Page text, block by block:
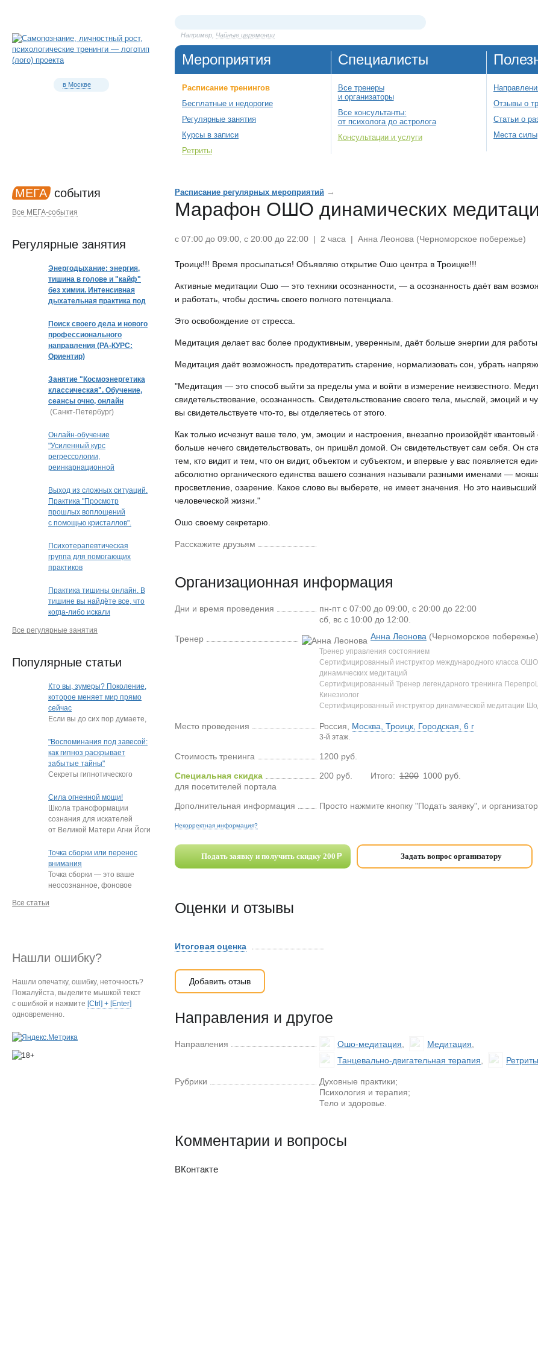
в Москве
Например, Чайные церемонии
Мероприятия
Расписание тренингов
Бесплатные и недорогие
Регулярные занятия
Курсы в записи
Ретриты
Специалисты
Все тренеры
и организаторы
Все консультанты:
от психолога до астролога
Консультации и услуги
Отзывы о
Статьи о
Места силы
Расписание регулярных мероприятий →
Марафон ОШО динамических
с 07:00 до 09:00, с 20:00 до 22:00 | 2 часа | Анна Леонова (Черноморское побережье)
Троицк!!! Время просыпаться! Объявляю открытие Ошо центра в Троицке!!!
Активные медитации Ошо — это техники осознанности, — а осознанность даёт вам
и работать, чтобы достичь своего полного потенциала.
Это освобождение от стресса.
Медитация делает вас более продуктивным, уверенным, даёт больше энергии для
Медитация даёт возможность предотвратить старение, нормализовать сон, убрать
"Медитация — это способ выйти за пределы ума и войти в измерение неизвестного.
свидетельствование, осознанность. Свидетельствование своего тела, мыслей, эмоций и
вы свидетельствуете что-то, вы отделяетесь от этого.
Как только исчезнут ваше тело, ум, эмоции и настроения, внезапно произойдёт квантовый
больше нечего свидетельствовать, он пришёл домой. Он свидетельствует сам себя. Он
тем, кто видит и тем, что он видит, объектом и субъектом, и впервые у вас появляется
абсолютно органического единства вашего сознания называли разными именами —
просветление, озарение. Какое слово вы выберете, не имеет значения. Но это
человеческой жизни."
Ошо своему секретарю.
Расскажите друзьям
Организационная информация
Дни и время проведения
пн-пт с 07:00 до 09:00, с 20:00 до 22:00
сб, вс с 10:00 до 12:00.
Тренер
Анна Леонова (Черноморское побережье)
Тренер управления состоянием
Сертифицированный инструктор международного класса ОШО
динамических медитаций
Сертифицированный Тренер легендарного тренинга
Кинезиолог
Сертифицированный инструктор динамической медитации
Место проведения Россия, Москва, Троицк, Городская, 6 г
3-й этаж.
Стоимость тренинга 1200 руб.
Специальная скидка
для посетителей портала
200 руб. Итого: 1200 1000 руб.
Дополнительная информация Просто нажмите кнопку "Подать заявку", и
Некорректная информация?
Подать заявку и получить скидку 200 Р Задать вопрос организатору
Оценки и отзывы
Итоговая оценка
Добавить отзыв
Направления и другое
Направления Ошо-медитация, Медитация,
Танцевально-двигательная терапия, Ретриты
Рубрики
Духовные практики;
Психология и терапия;
Тело и здоровье.
Комментарии и вопросы
ВКонтакте
МЕГА события
Все МЕГА-события
Регулярные занятия
Энергодыхание: энергия,
тишина в голове и "кайф"
без химии. Интенсивная
дыхательная практика под
Поиск своего дела и нового
профессионального
направления (РА-КУРС:
Ориентир)
Занятие "Космоэнергетика
классическая". Обучение,
сеансы очно, онлайн
(Санкт-Петербург)
Онлайн-обучение
"Усиленный курс
регрессологии,
реинкарнационной
Выход из сложных ситуаций.
Практика "Просмотр
прошлых воплощений
с помощью кристаллов".
(очно или дистанционно)
(Краснодар)
Психотерапевтическая
группа для помогающих
практиков
Практика тишины онлайн. В
тишине вы найдёте все, что
когда-либо искали
Все регулярные занятия
Популярные статьи
Кто вы, зумеры? Поколение,
которое меняет мир прямо
сейчас
Если вы до сих пор думаете,
"подростки, которые
постоянно …
"Воспоминания под завесой:
как гипноз раскрывает
забытые тайны"
Секреты гипнотического
Нередко под гипнозом люди
извлекают из глубин…
Сила огненной мощи!
Школа трансформации
сознания для искателей
от Великой Матери Агни Йоги
Точка сборки или перенос
внимания
Точка сборки — это ваше
неосознанное, фоновое
на определённый
Все статьи
Нашли ошибку?
Нашли опечатку, ошибку, неточность?
Пожалуйста, выделите мышкой текст
с ошибкой и нажмите [Ctrl] + [Enter]
одновременно.